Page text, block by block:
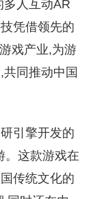
人互动AR
凭借领先的
戏产业,为游
同推动中国
引擎开发的
。这款游戏在
传统文化的